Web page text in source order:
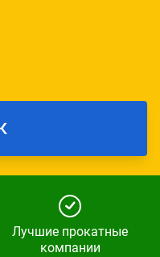
Лучшие прокатные
компании